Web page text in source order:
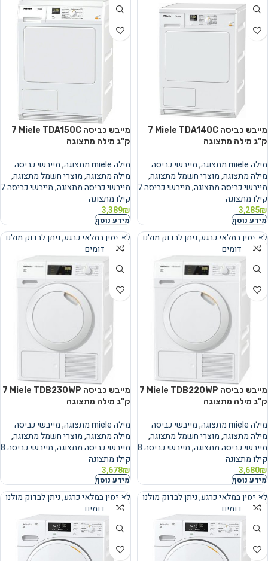
מייבש כביסה Miele TDA140C ‏7
‏ק"ג מילה מתצוגה
מילה miele מתצוגה ,מייבשי כביסה
מילה מתצוגה,מוצרי חשמל מתצוגה,
מייבשי כביסה מתצוגה,
מייבשי כביסה 7
קילו מתצוגה
3,285₪
מידע נוסף
מייבש כביסה Miele TDA150C ‏7
‏ק"ג מילה מתצוגה
מילה miele מתצוגה ,מייבשי כביסה
מילה מתצוגה,מוצרי חשמל מתצוגה,
מייבשי כביסה מתצוגה,
מייבשי כביסה 7
קילו מתצוגה
3,389₪
מידע נוסף
נמכר
לא זמין במלאי כרגע, ניתן לבדוק מולנו
מוצרים דומים
מייבש כביסה Miele TDB220WP ‏7
‏ק"ג מילה מתצוגה
מילה miele מתצוגה ,מייבשי כביסה
מילה מתצוגה,מוצרי חשמל מתצוגה,
מייבשי כביסה מתצוגה,
מייבשי כביסה 8
קילו מתצוגה
3,680₪
מידע נוסף
נמכר
לא זמין במלאי כרגע, ניתן לבדוק מולנו
מוצרים דומים
מייבש כביסה Miele TDB230WP ‏7
‏ק"ג מילה מתצוגה
מילה miele מתצוגה ,מייבשי כביסה
מילה מתצוגה,מוצרי חשמל מתצוגה,
מייבשי כביסה מתצוגה,
מייבשי כביסה 8
קילו מתצוגה
3,678₪
מידע נוסף
נמכר
לא זמין במלאי כרגע, ניתן לבדוק מולנו
מוצרים דומים
נמכר
לא זמין במלאי כרגע, ניתן לבדוק מולנו
מוצרים דומים